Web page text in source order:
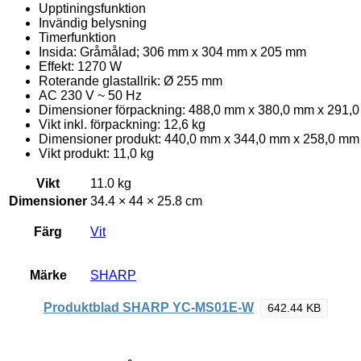
Upptiningsfunktion
Invändig belysning
Timerfunktion
Insida: Gråmålad; 306 mm x 304 mm x 205 mm
Effekt: 1270 W
Roterande glastallrik: Ø 255 mm
AC 230 V ~ 50 Hz
Dimensioner förpackning: 488,0 mm x 380,0 mm x
Vikt inkl. förpackning: 12,6 kg
Dimensioner produkt: 440,0 mm x 344,0 mm x 258,0 mm
Vikt produkt: 11,0 kg
Vikt
11.0 kg
Dimensioner 34.4 × 44 × 25.8 cm
Färg Vit
Märke SHARP
Produktblad SHARP YC-MS01E-W 642.44 KB